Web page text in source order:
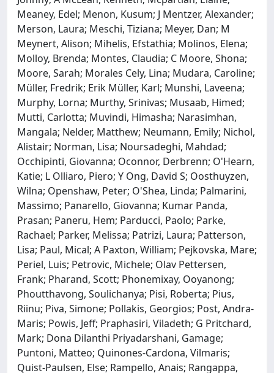
Meaney, Edel; Menon, Kusum; J Mentzer, Alexander;
Merson, Laura; Meschi, Tiziana; Meyer, Dan; M
Meynert, Alison; Mihelis, Efstathia; Molinos, Elena;
Molloy, Brenda; Montes, Claudia; C Moore, Shona;
Moore, Sarah; Morales Cely, Lina; Mudara, Caroline;
Müller, Fredrik; Erik Müller, Karl; Munshi, Laveena;
Murphy, Lorna; Murthy, Srinivas; Musaab, Himed;
Mutti, Carlotta; Muvindi, Himasha; Narasimhan,
Mangala; Nelder, Matthew; Neumann, Emily; Nichol,
Alistair; Norman, Lisa; Noursadeghi, Mahdad;
Occhipinti, Giovanna; Oconnor, Derbrenn; O'Hearn,
Katie; L Olliaro, Piero; Y Ong, David S; Oosthuyzen,
Wilna; Openshaw, Peter; O'Shea, Linda; Palmarini,
Massimo; Panarello, Giovanna; Kumar Panda,
Prasan; Paneru, Hem; Parducci, Paolo; Parke,
Rachael; Parker, Melissa; Patrizi, Laura; Patterson,
Lisa; Paul, Mical; A Paxton, William; Pejkovska, Mare;
Periel, Luis; Petrovic, Michele; Olav Pettersen,
Frank; Pharand, Scott; Phonemixay, Ooyanong;
Phoutthavong, Soulichanya; Pisi, Roberta; Pius,
Riinu; Piva, Simone; Pollakis, Georgios; Post, Andra-
Maris; Powis, Jeff; Praphasiri, Viladeth; G Pritchard,
Mark; Dona Dilanthi Priyadarshani, Gamage;
Puntoni, Matteo; Quinones-Cardona, Vilmaris;
Quist-Paulsen, Else; Rampello, Anais; Rangappa,